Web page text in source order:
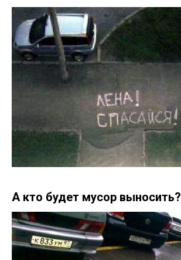
А кто будет мусор выносить?